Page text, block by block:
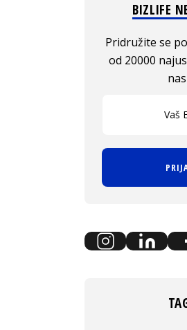
BIZLIFE
Pridružite se
od 20000